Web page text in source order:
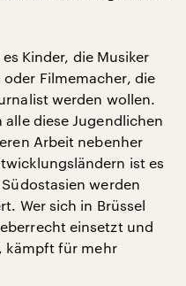
Kinder, die Musiker
Filmemacher, die
werden wollen.
diese Jugendlichen
Arbeit nebenher
ist es
werden
Wer sich in Brüssel
einsetzt und
kämpft für mehr